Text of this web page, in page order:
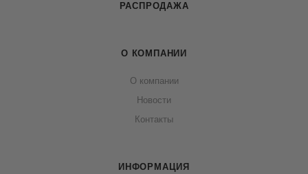
РАСПРОДАЖА
О КОМПАНИИ
О компании
Новости
Контакты
ИНФОРМАЦИЯ